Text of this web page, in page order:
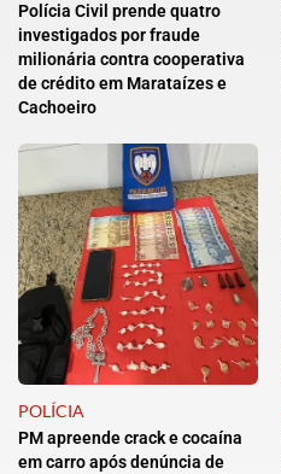
Polícia Civil prende quatro
investigados por fraude
milionária contra cooperativa
de crédito em Marataízes e
Cachoeiro
POLÍCIA
PM apreende crack e cocaína
em carro após denúncia de